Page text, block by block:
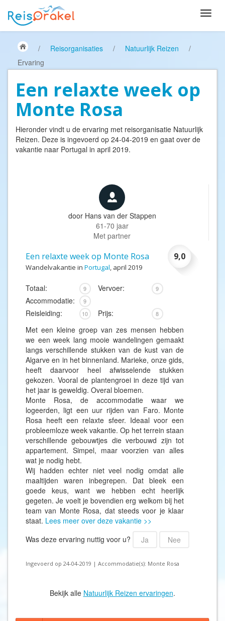
/ Reisorganisaties / Natuurlijk Reizen
/
Ervaring
Een relaxte week op
Monte Rosa
Hieronder vindt u de ervaring met reisorganisatie Natuurlijk
Reizen. Deze is ingevoerd op 24-04-2019 en gaat over de
vakantie naar Portugal in april 2019.
door Hans van der Stappen
61-70 jaar
Met partner
9,0
Een relaxte week op Monte Rosa
Wandelvakantie in Portugal, april 2019
Totaal: 9 Vervoer: 9
Accommodatie: 9
Reisleiding: 10 Prijs: 8
Met een kleine groep van zes mensen hebben
we een week lang mooie wandelingen gemaakt
langs verschillende stukken van de kust van de
Algarve en in het binnenland. Marieke, onze gids,
heeft daarvoor heel afwisselende stukken
gekozen. Vooral de plantengroei in deze tijd van
het jaar is geweldig. Overal bloemen.
Monte Rosa, de accommodatie waar we
logeerden, ligt een uur rijden van Faro. Monte
Rosa heeft een relaxte sfeer. Ideaal voor een
probleemloze week vakantie. Op het terrein staan
verschillende gebouwtjes die verbouwd zijn tot
appartement. Simpel, maar voorzien van alles
wat je nodig hebt.
Wij hadden echter niet veel nodig omdat alle
maaltijden waren inbegrepen. Dat bleek een
goede keus, want we hebben echt heerlijk
gegeten. Je voelt je bovendien erg welkom bij het
team van Monte Rosa, dat steeds voor je klaar
staat. Lees meer over deze vakantie >>
Was deze ervaring nuttig voor u?
Ja Nee
Ingevoerd op 24-04-2019 | Accommodatie(s): Monte Rosa
Bekijk alle Natuurlijk Reizen ervaringen.